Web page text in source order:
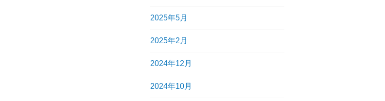
2025年5月
2025年2月
2024年12月
2024年10月